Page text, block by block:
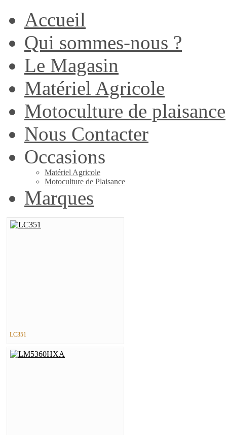
Accueil
Qui sommes-nous ?
Le Magasin
Matériel Agricole
Motoculture de plaisance
Nous Contacter
Occasions
Matériel Agricole
Motoculture de Plaisance
Marques
LC351